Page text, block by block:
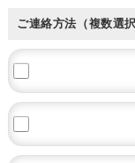
ご連絡方法（複数選択